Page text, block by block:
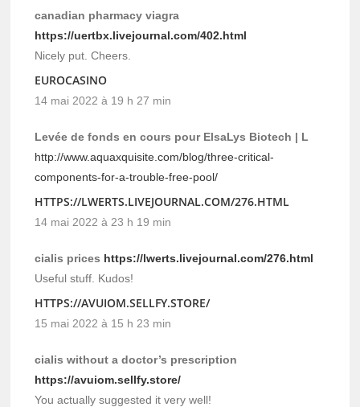
canadian pharmacy viagra
https://uertbx.livejournal.com/402.html
Nicely put. Cheers.
EUROCASINO
14 mai 2022 à 19 h 27 min
Levée de fonds en cours pour ElsaLys Biotech | L
http://www.aquaxquisite.com/blog/three-critical-
components-for-a-trouble-free-pool/
HTTPS://LWERTS.LIVEJOURNAL.COM/276.HTML
14 mai 2022 à 23 h 19 min
cialis prices https://lwerts.livejournal.com/276.html
Useful stuff. Kudos!
HTTPS://AVUIOM.SELLFY.STORE/
15 mai 2022 à 15 h 23 min
cialis without a doctor’s prescription
https://avuiom.sellfy.store/
You actually suggested it very well!